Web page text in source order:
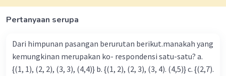
Pertanyaan serupa
Dari himpunan pasangan berurutan berikut.manakah yang
kemungkinan merupakan ko- respondensi satu-satu? a.
{(1, 1), (2, 2), (3, 3), (4,4)} b. {(1, 2), (2, 3), (3, 4). (4,5)} c. {(2,7).